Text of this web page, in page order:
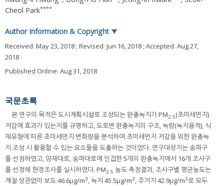
Cheol Park****
Author Information & Copyright ▼
Received: May 23, 2018 ; Revised: Jun 16, 2018 ; Accepted: Aug 27,
2018
Published Online: Aug 31, 2018
국문초록
본 연구의 목적은 도시계획시설로 조성되는 완충녹지가 PM2.5(초미세먼지)
저감에 효과가 있는지를 규명하고, 도로변 완충녹지의 구조, 녹량(녹지용적), 식
재유형에 따른 초미세먼지 변화량을 분석하여 초미세먼지 저감을 위한 완충녹
지 조성 시 활용할 수 있는 요소들을 도출하는 것이었다. 연구대상지는 송파구
를 선정하였고, 양재대로, 송파대로에 인접한 5개의 완충녹지에서 16개 조사구
를 선정해 현장조사를 실시하였다. PM2.5 농도 측정결과, 조사구별 평균농도는
계절 상관없이 보도 46.6µg/m3, 녹지 45.5µg/m3, 주거지 42.9µg/m3로 모두